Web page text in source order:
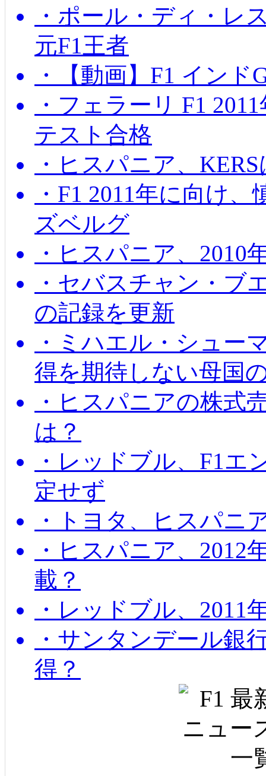
・ポール・ディ・レ
元F1王者
・【動画】F1 イン
・フェラーリ F1
テスト合格
・ヒスパニア、
・F1 2011年に向け
ズベルグ
・ヒスパニア、2010
・セバスチャン・ブ
の記録を更新
・ミハエル・シュー
得を期待しない母国
・ヒスパニアの株式
は？
・レッドブル、F1エ
定せず
・トヨタ、ヒスパニ
・ヒスパニア、2012
載？
・レッドブル、2011
・サンタンデール銀
得？